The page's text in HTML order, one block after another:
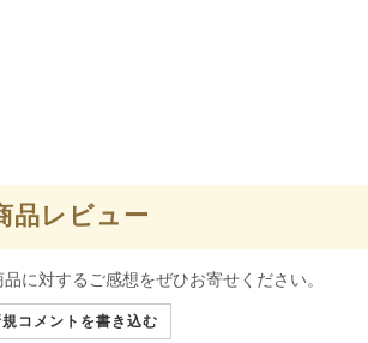
品レビュー
に対するご感想をぜひお寄せください。
コメントを書き込む